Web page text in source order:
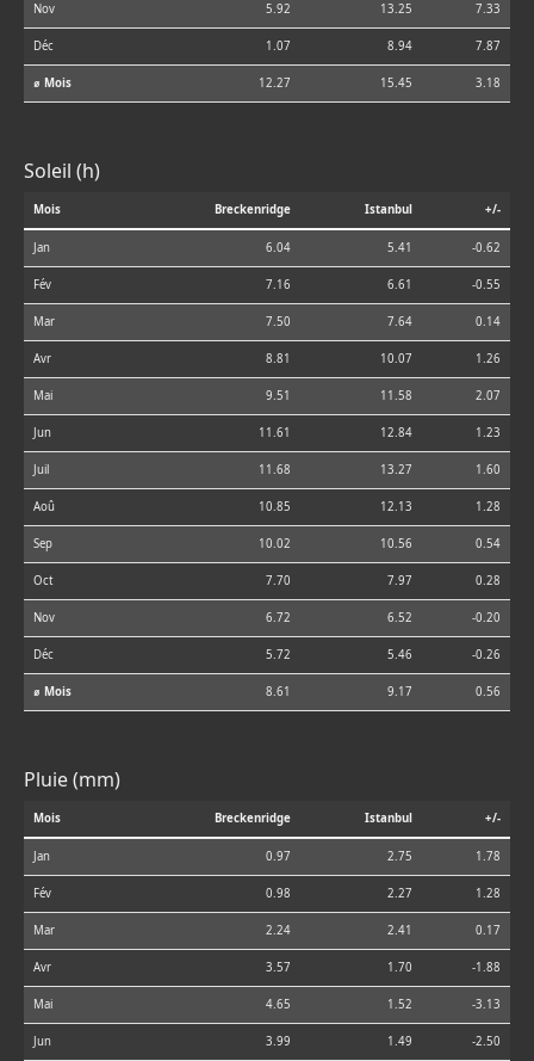
Nov 5.92 13.25 7.33
Déc 1.07 8.94 7.87
⌀ Mois 12.27 15.45 3.18
Soleil (h)
Mois Breckenridge Istanbul +/-
Jan 6.04 5.41 -0.62
Fév 7.16 6.61 -0.55
Mar 7.50 7.64 0.14
Avr 8.81 10.07 1.26
Mai 9.51 11.58 2.07
Jun 11.61 12.84 1.23
Juil 11.68 13.27 1.60
Aoû 10.85 12.13 1.28
Sep 10.02 10.56 0.54
Oct 7.70 7.97 0.28
Nov 6.72 6.52 -0.20
Déc 5.72 5.46 -0.26
⌀ Mois 8.61 9.17 0.56
Pluie (mm)
Mois Breckenridge Istanbul +/-
Jan 0.97 2.75 1.78
Fév 0.98 2.27 1.28
Mar 2.24 2.41 0.17
Avr 3.57 1.70 -1.88
Mai 4.65 1.52 -3.13
Jun 3.99 1.49 -2.50